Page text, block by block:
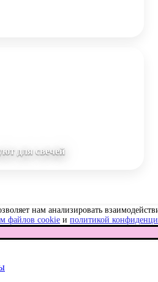
для свечей
нам анализировать
файлов cookie и политикой